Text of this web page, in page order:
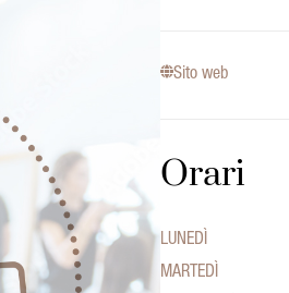
Sito web
Orari
LUNEDÌ
MARTEDÌ